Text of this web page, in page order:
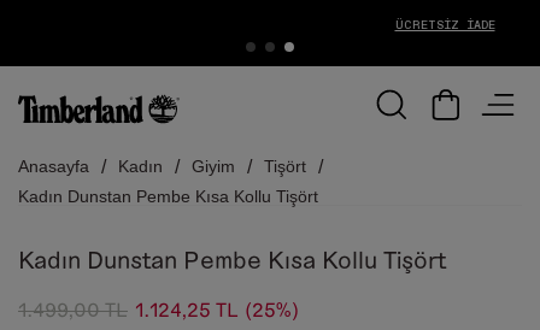
Anasayfa Kadın Giyim
Tişört
Kadın Dunstan Pembe Kısa Kollu Tişört
Kadın Dunstan Pembe Kısa Kollu Tişört
1.499,00 TL 1.124,25 TL (25%)